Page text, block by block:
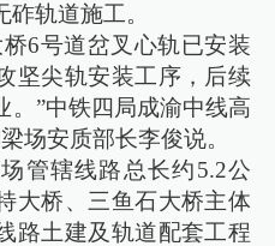
轨道施工。
6号道岔叉心轨已安装
坚尖轨安装工序，后续
。”中铁四局成渝中线高
场安质部长李俊说。
管辖线路总长约5.2公
大桥、三鱼石大桥主体
路土建及轨道配套工程